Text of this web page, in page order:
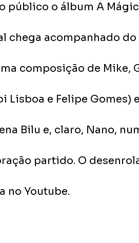
público o álbum A
chega acompanhado
composição de Mike,
Lisboa e Felipe Gomes)
Bilu e, claro, Nano,
partido. O
no Youtube.